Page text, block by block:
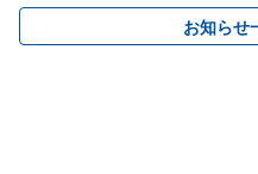
お知らせ